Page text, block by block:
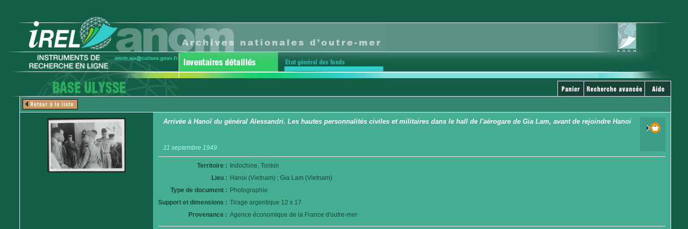
Arrivée à Hanoï du général Alessandri. Les hautes personnalités civiles et militaires dans le hall de l'aérogare de Gia Lam, avant de rejoindre Hanoi
11 septembre 1949
Territoire :
Indochine, Tonkin
Lieu : Hanoi (Vietnam) ; Gia Lam (Vietnam)
Type de document : Photographie
Support et dimensions : Tirage argentique 12 x 17
Provenance : Agence économique de la France d'outre-mer